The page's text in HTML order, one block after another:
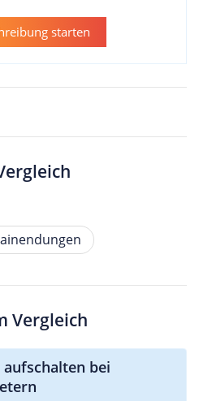
starten
Vergleich
bei